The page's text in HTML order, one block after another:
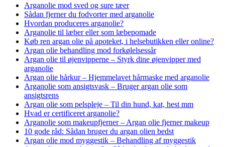
Arganolie mod sved og sure tæer
Sådan fjerner du fodvorter med arganolie
Hvordan produceres arganolie?
Arganolie til læber eller som læbepomade
Køb ren argan olie på apoteket, i helsebutikken eller online?
Argan olie behandling mod forkølelsessår
Argan olie til øjenvipperne – Styrk dine øjenvipper med
arganolie
Argan olie hårkur – Hjemmelavet hårmaske med arganolie
Arganolie som ansigtsvask – Bruger argan olie som
ansigtsrens
Argan olie som pelspleje – Til din hund, kat, hest mm
Hvad er certificeret arganolie?
Arganolie som makeupfjerner – Argan olie fjerner makeup
10 gode råd: Sådan bruger du argan olien bedst
Argan olie mod myggestik – Behandling af myggestik